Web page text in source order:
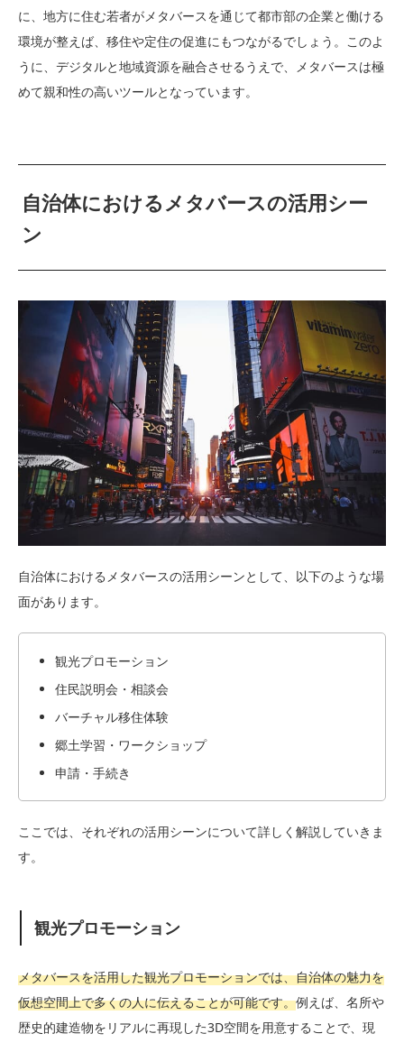
に、地方に住む若者がメタバースを通じて都市部の企業と働ける
環境が整えば、移住や定住の促進にもつながるでしょう。このよ
うに、デジタルと地域資源を融合させるうえで、メタバースは極
めて親和性の高いツールとなっています。
自治体におけるメタバースの活用シー
ン
自治体におけるメタバースの活用シーンとして、以下のような場
面があります。
観光プロモーション
住民説明会・相談会
バーチャル移住体験
郷土学習・ワークショップ
申請・手続き
ここでは、それぞれの活用シーンについて詳しく解説していきま
す。
観光プロモーション
メタバースを活用した観光プロモーションでは、自治体の魅力を
仮想空間上で多くの人に伝えることが可能です。例えば、名所や
歴史的建造物をリアルに再現した3D空間を用意することで、現